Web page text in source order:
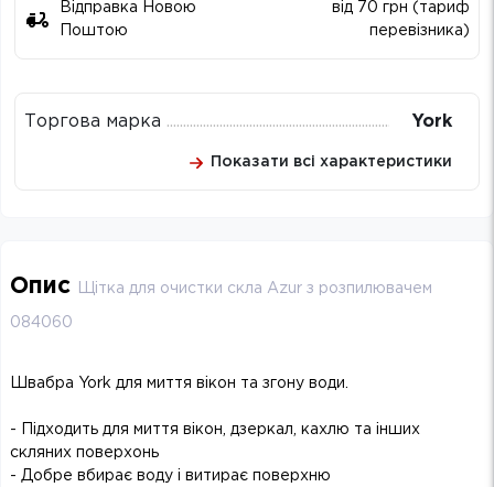
Відправка Новою
Поштою
від 70 грн (тариф
перевізника)
Торгова марка York
Показати всі характеристики
Опис Щітка для очистки скла Azur з розпилювачем
084060
Швабра York для миття вікон та згону води.
- Підходить для миття вікон, дзеркал, кахлю та інших
скляних поверхонь
- Добре вбирає воду і витирає поверхню